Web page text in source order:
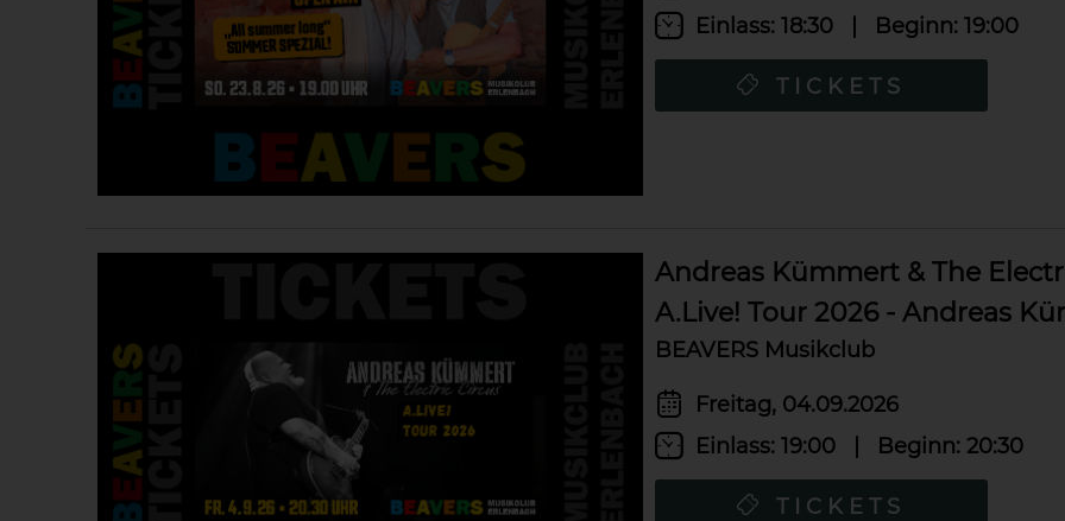
Einlass: 18:30 Beginn: 19:00
TICKETS
Andreas Kümmert & The
A.Live! Tour 2026 - Andreas
BEAVERS Musikclub
Freitag, 04.09.2026
Einlass: 19:00 Beginn: 20:30
TICKETS